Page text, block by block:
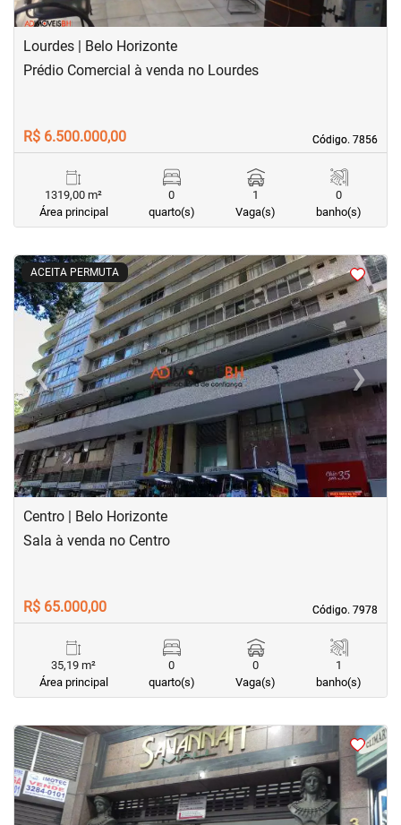
Lourdes | Belo Horizonte
Código. 7856
Código. 7856
Prédio Comercial à venda no Lourdes
R$ 6.500.000,00
1319,00 m²
Área principal
0
quarto(s)
1
Vaga(s)
0
banho(s)
ACEITA PERMUTA
<<<<
‹Previous ›Next
Centro | Belo Horizonte
Código. 7978
Código. 7978
Sala à venda no Centro
R$ 65.000,00
35,19 m²
Área principal
0
quarto(s)
0
Vaga(s)
1
banho(s)
<<<<